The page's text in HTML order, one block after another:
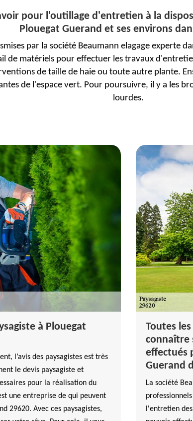
pour l'outillage d'entretien à la
Plouegat Guerand et ses environs
par la société Beaumann elagage experte
de matériels pour effectuer les travaux
de taille de haie ou toute autre plante.
de l'espace vert. Pour poursuivre, il y a les
lourdes.
à Plouegat
l’avis des paysagistes est très
le devis paysagiste et
pour la réalisation du
une entreprise de qui peuvent
29620. Avec ces paysagistes,
Toutes
connaître
effectués
Guerand
La société
l'entretien